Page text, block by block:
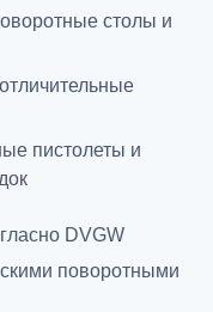
столы и
пистолеты и
DVGW
поворотными